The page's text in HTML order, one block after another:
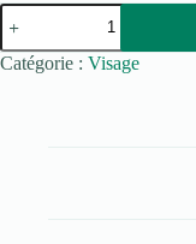
était :
د.م.789.00.د.م.728.00.
quantité
de
Sensilis
Supreme
Catégorie : Visage